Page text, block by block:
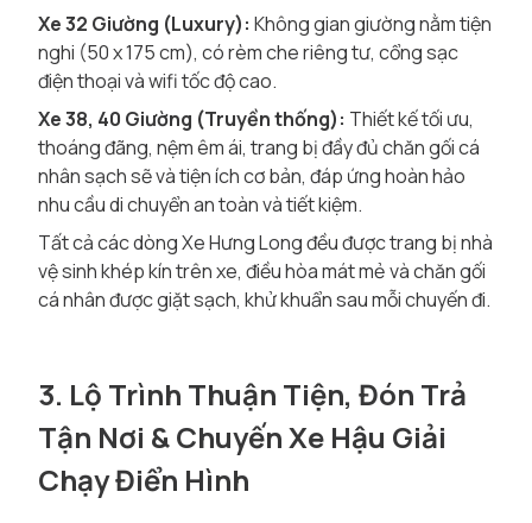
Xe 32 Giường (Luxury): Không gian giường nằm tiện
nghi (50 x 175 cm), có rèm che riêng tư, cổng sạc
điện thoại và wifi tốc độ cao.
Xe 38, 40 Giường (Truyền thống): Thiết kế tối ưu,
thoáng đãng, nệm êm ái, trang bị đầy đủ chăn gối cá
nhân sạch sẽ và tiện ích cơ bản, đáp ứng hoàn hảo
nhu cầu di chuyển an toàn và tiết kiệm.
Tất cả các dòng Xe Hưng Long đều được trang bị nhà
vệ sinh khép kín trên xe, điều hòa mát mẻ và chăn gối
cá nhân được giặt sạch, khử khuẩn sau mỗi chuyến đi.
3. Lộ Trình Thuận Tiện, Đón Trả
Tận Nơi & Chuyến Xe Hậu Giải
Chạy Điển Hình